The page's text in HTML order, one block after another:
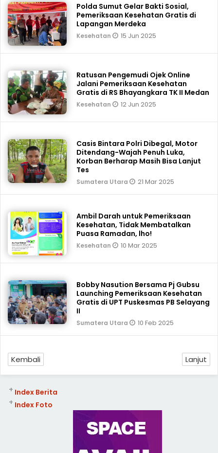
Polda Sumut Gelar Bakti Sosial,
Pemeriksaan Kesehatan Gratis di
Lapangan Merdeka
Kesehatan 15 Jun 2025
Ratusan Pengemudi Ojek Online
Jalani Pemeriksaan Kesehatan
Gratis di RS Bhayangkara TK II Medan
Kesehatan 12 Jun 2025
Casis Bintara Polri Dibegal, Motor
Ditendang-Wajah Penuh Luka,
Korban Berharap Masih Bisa Lanjut
Tes
Sumatera Utara 21 Mar 2025
Ambil Darah untuk Pemeriksaan
Kesehatan, Tidak Membatalkan
Puasa Ramadan, lho!
Kesehatan 10 Mar 2025
Bobby Nasution Bersama Pj Gubsu
Launching Pemeriksaan Kesehatan
Gratis di UPT Puskesmas PB Selayang
II
Sumatera Utara 10 Feb 2025
Kembali Lanjut
Index Berita
+
Index Foto
+